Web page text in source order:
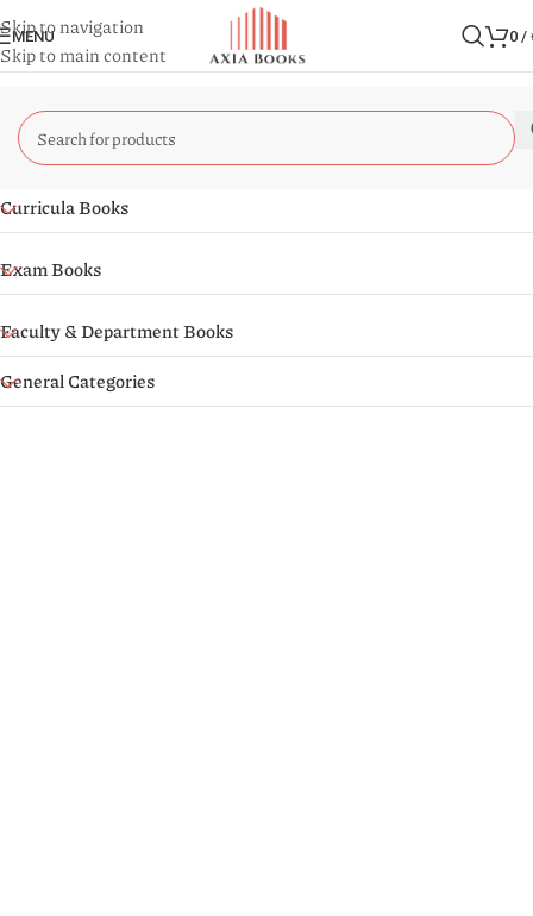
Skip to navigation
Skip to main content
MENU 0 /
Curricula Books
Exam Books
Faculty & Department Books
General Categories